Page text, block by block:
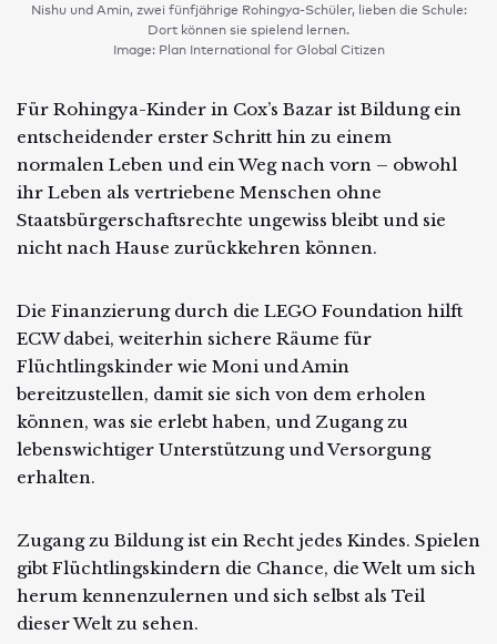
Nishu und Amin, zwei fünfjährige Rohingya-Schüler, lieben die Schule:
Dort können sie spielend lernen.
Image: Plan International for Global Citizen
Für Rohingya-Kinder in Cox’s Bazar ist Bildung ein
entscheidender erster Schritt hin zu einem
normalen Leben und ein Weg nach vorn – obwohl
ihr Leben als vertriebene Menschen ohne
Staatsbürgerschaftsrechte ungewiss bleibt und sie
nicht nach Hause zurückkehren können.
Die Finanzierung durch die LEGO Foundation hilft
ECW dabei, weiterhin sichere Räume für
Flüchtlingskinder wie Moni und Amin
bereitzustellen, damit sie sich von dem erholen
können, was sie erlebt haben, und Zugang zu
lebenswichtiger Unterstützung und Versorgung
erhalten.
Zugang zu Bildung ist ein Recht jedes Kindes. Spielen
gibt Flüchtlingskindern die Chance, die Welt um sich
herum kennenzulernen und sich selbst als Teil
dieser Welt zu sehen.